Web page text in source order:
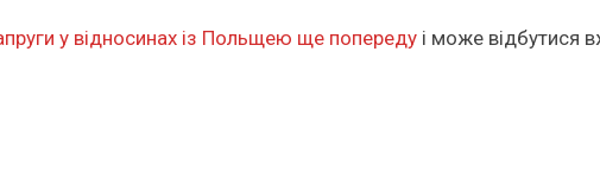
у відносинах із Польщею ще попереду і може відбутися